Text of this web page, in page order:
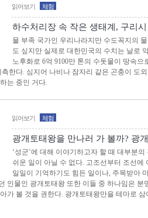
읽어보기 체험
하수처리장 속 작은 생태계, 구리
물 부족 국가인 우리나라지만 수도꼭지의
도 싶지만 실제로 대한민국의 수치는 날로
노후화로 6억 9100만 톤의 수돗물이 땅속
한다. 심지어 나비나 잠자리 같은 곤충이 도
는 중인 거다.
읽어보기 체험
광개토태왕을 만나러 가 볼까? 광
‘성군’에 대해 이야기하고자 할 때 대부분
쉬운 일이 아닐 수 없다. 고조선부터 조선
일일이 기억하기도 힘든 일이나, 주목받아
인물인 광개토태왕 또한 이들 중 하나임은
가 볼 것을 권한다. 광개토태왕만을 테마로